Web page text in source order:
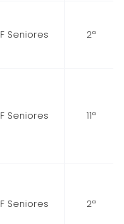
F Seniores 2ª
F Seniores 11ª
F Seniores 2ª